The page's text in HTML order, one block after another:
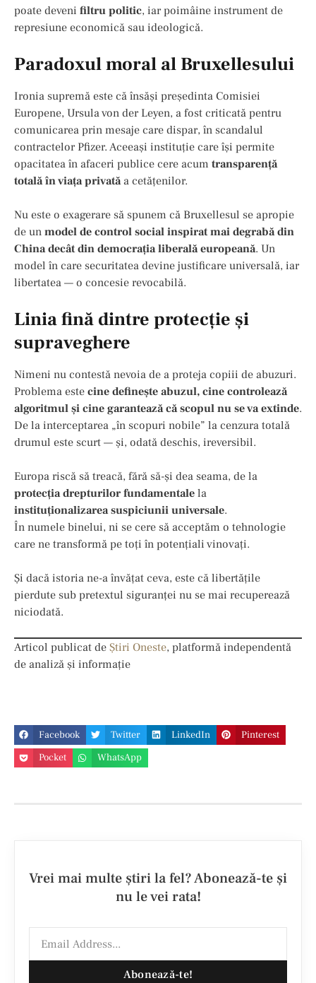
poate deveni filtru politic, iar poimâine instrument de
represiune economică sau ideologică.
Paradoxul moral al Bruxellesului
Ironia supremă este că însăși președinta Comisiei
Europene, Ursula von der Leyen, a fost criticată pentru
comunicarea prin mesaje care dispar, în scandalul
contractelor Pfizer. Aceeași instituție care își permite
opacitatea în afaceri publice cere acum transparență
totală în viața privatăa cetățenilor.
Nu este o exagerare să spunem că Bruxellesul se apropie
de un model de control social inspirat mai degrabă din
China decât din democrația liberală europeană. Un
model în care securitatea devine justificare universală, iar
libertatea — o concesie revocabilă.
Linia fină dintre protecție și
supraveghere
Nimeni nu contestă nevoia de a proteja copiii de abuzuri.
Problema este cine definește abuzul, cine controlează
algoritmul și cine garantează că scopul nu se va extinde.
De la interceptarea „în scopuri nobile” la cenzura totală
drumul este scurt — și, odată deschis, ireversibil.
Europa riscă să treacă, fără să-și dea seama, de la
protecția drepturilor fundamentale la
instituționalizarea suspiciunii universale.
În numele binelui, ni se cere să acceptăm o tehnologie
care ne transformă pe toți în potențiali vinovați.
Și dacă istoria ne-a învățat ceva, este că libertățile
pierdute sub pretextul siguranței nu se mai recuperează
niciodată.
Articol publicat de Știri Oneste, platformă independentă
de analiză și informație
Facebook Twitter LinkedIn
Pinterest
Pocket
WhatsApp
Vrei mai multe ştiri la fel? Abonează-te şi
nu le vei rata!
Abonează-te!